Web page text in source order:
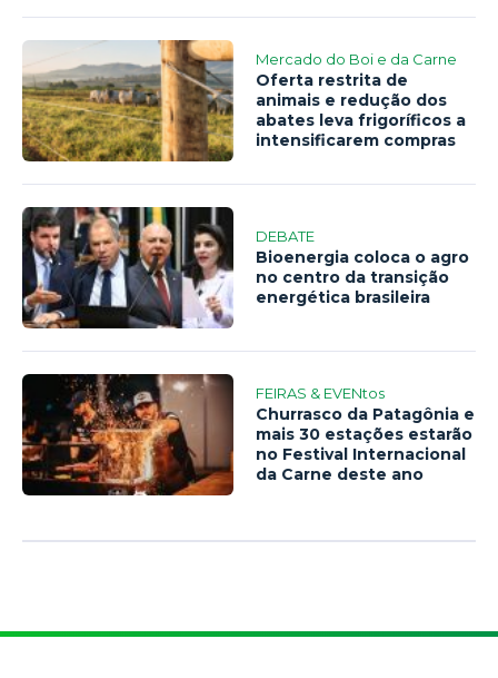
Mercado do Boi e da Carne
Oferta restrita de
animais e redução dos
abates leva frigoríficos a
intensificarem compras
DEBATE
Bioenergia coloca o agro
no centro da transição
energética brasileira
FEIRAS & EVENtos
Churrasco da Patagônia e
mais 30 estações estarão
no Festival Internacional
da Carne deste ano